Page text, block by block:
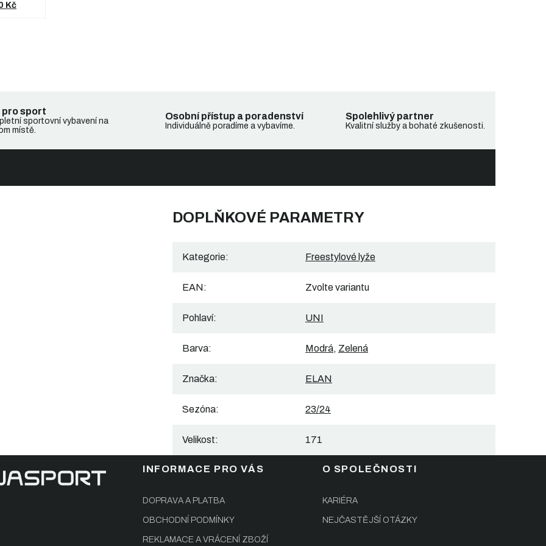
Kč
pro sport
sportovní vybavení na
místě.
Osobní přístup a poradenství
Individuálně poradíme a vybavíme.
Spolehlivý partner
Kvalitní služby a bohaté zkušenosti.
DOPLŇKOVÉ PARAMETRY
Kategorie: Freestylové lyže
EAN: Zvolte variantu
Pohlaví: UNI
Barva: Modrá, Zelená
Značka: ELAN
Sezóna: 23/24
Velikost: 171
INFORMACE PRO VÁS
DOPRAVA A PLATBA
OBCHODNÍ PODMÍNKY
REKLAMACE A VRÁCENÍ ZBOŽÍ
O SPOLEČNOSTI
KARIÉRA
NEJČASTĚJŠÍ OTÁZKY